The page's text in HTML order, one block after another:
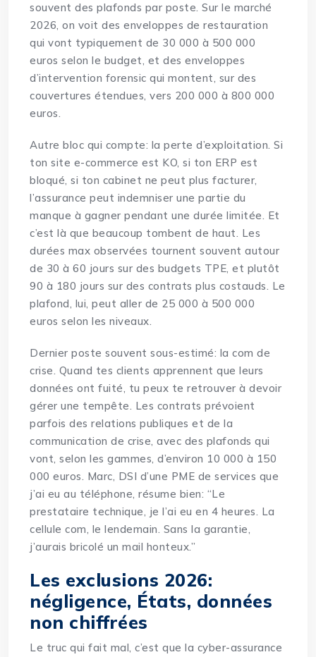
souvent des plafonds par poste. Sur le marché
2026, on voit des enveloppes de restauration
qui vont typiquement de 30 000 à 500 000
euros selon le budget, et des enveloppes
d’intervention forensic qui montent, sur des
couvertures étendues, vers 200 000 à 800 000
euros.
Autre bloc qui compte: la perte d’exploitation. Si
ton site e-commerce est KO, si ton ERP est
bloqué, si ton cabinet ne peut plus facturer,
l’assurance peut indemniser une partie du
manque à gagner pendant une durée limitée. Et
c’est là que beaucoup tombent de haut. Les
durées max observées tournent souvent autour
de 30 à 60 jours sur des budgets TPE, et plutôt
90 à 180 jours sur des contrats plus costauds. Le
plafond, lui, peut aller de 25 000 à 500 000
euros selon les niveaux.
Dernier poste souvent sous-estimé: la com de
crise. Quand tes clients apprennent que leurs
données ont fuité, tu peux te retrouver à devoir
gérer une tempête. Les contrats prévoient
parfois des relations publiques et de la
communication de crise, avec des plafonds qui
vont, selon les gammes, d’environ 10 000 à 150
000 euros. Marc, DSI d’une PME de services que
j’ai eu au téléphone, résume bien: “Le
prestataire technique, je l’ai eu en 4 heures. La
cellule com, le lendemain. Sans la garantie,
j’aurais bricolé un mail honteux.”
Les exclusions 2026:
négligence, États, données
non chiffrées
Le truc qui fait mal, c’est que la cyber-assurance